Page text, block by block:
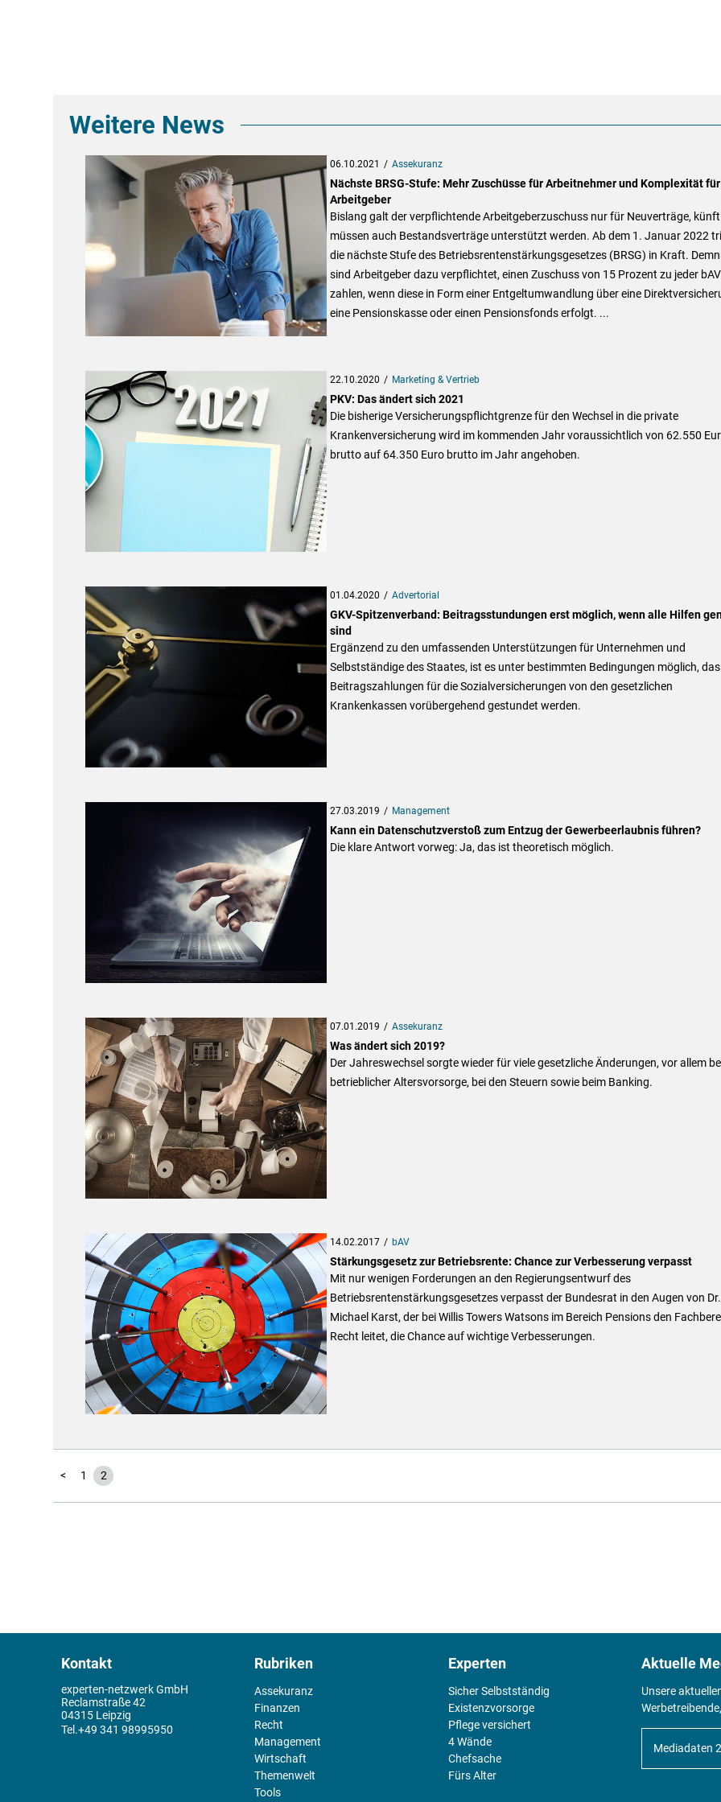
Weitere News
06.10.2021 Assekuranz
Nächste BRSG-Stufe: Mehr Zuschüsse für Arbeitnehmer und Komplexität für
Arbeitgeber
Bislang galt der verpflichtende Arbeitgeberzuschuss nur für Neuverträge,
müssen auch Bestandsverträge unterstützt werden. Ab dem 1. Januar 2022
die nächste Stufe des Betriebsrentenstärkungsgesetzes (BRSG) in Kraft.
sind Arbeitgeber dazu verpflichtet, einen Zuschuss von 15 Prozent zu jeder
zahlen, wenn diese in Form einer Entgeltumwandlung über eine
eine Pensionskasse oder einen Pensionsfonds erfolgt. ...
22.10.2020 Marketing & Vertrieb
PKV: Das ändert sich 2021
Die bisherige Versicherungspflichtgrenze für den Wechsel in die private
Krankenversicherung wird im kommenden Jahr voraussichtlich von 62.550
brutto auf 64.350 Euro brutto im Jahr angehoben.
01.04.2020 Advertorial
GKV-Spitzenverband: Beitragsstundungen erst möglich, wenn alle Hilfen
sind
Ergänzend zu den umfassenden Unterstützungen für Unternehmen und
Selbstständige des Staates, ist es unter bestimmten Bedingungen möglich,
Beitragszahlungen für die Sozialversicherungen von den gesetzlichen
Krankenkassen vorübergehend gestundet werden.
27.03.2019 Management
Kann ein Datenschutzverstoß zum Entzug der Gewerbeerlaubnis führen?
Die klare Antwort vorweg: Ja, das ist theoretisch möglich.
07.01.2019 Assekuranz
Was ändert sich 2019?
Der Jahreswechsel sorgte wieder für viele gesetzliche Änderungen, vor allem
betrieblicher Altersvorsorge, bei den Steuern sowie beim Banking.
14.02.2017 bAV
Stärkungsgesetz zur Betriebsrente: Chance zur Verbesserung verpasst
Mit nur wenigen Forderungen an den Regierungsentwurf des
Betriebsrentenstärkungsgesetzes verpasst der Bundesrat in den Augen von Dr.
Michael Karst, der bei Willis Towers Watsons im Bereich Pensions den
Recht leitet, die Chance auf wichtige Verbesserungen.
< 1 2
Kontakt
experten-netzwerk GmbH
Reclamstraße 42
04315 Leipzig
+49 341 98995950
Rubriken
Assekuranz
Finanzen
Recht
Management
Wirtschaft
Themenwelt
Tools
Experten
Sicher Selbstständig
Existenz­vorsorge
Pflege versichert
4 Wände
Chefsache
Fürs Alter
Aktuelle
Unsere
Mediadaten